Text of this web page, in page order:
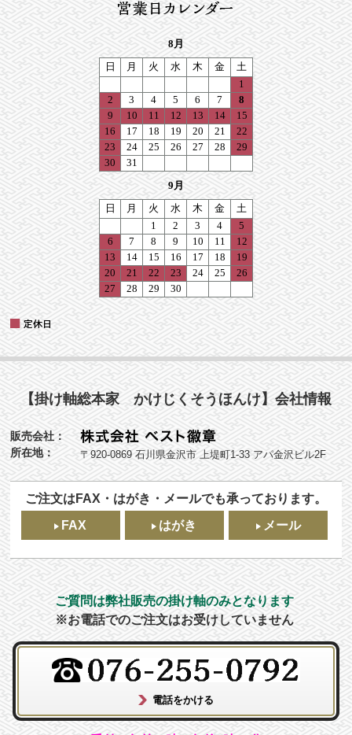
【掛け軸総本家 かけじくそうほんけ】会社情報
販売会社：
所在地：
〒920-0869 石川県金沢市 上堤町1-33 アパ金沢ビル2F
ご注文はFAX・はがき・メールでも承っております。
FAX
はがき メール
ご質問は弊社販売の掛け軸のみとなります
※お電話でのご注文はお受けしていません